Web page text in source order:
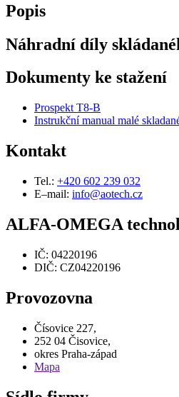
Popis
Náhradní díly
Dokumenty ke stažení
Prospekt T8-B
Instrukční manual malé
Kontakt
Tel.: +420 602 239 032
E–mail: info@aotech.cz
ALFA-OMEGA
IČ: 04220196
DIČ: CZ04220196
Provozovna
Čísovice 227,
252 04 Čisovice,
okres Praha-západ
Mapa